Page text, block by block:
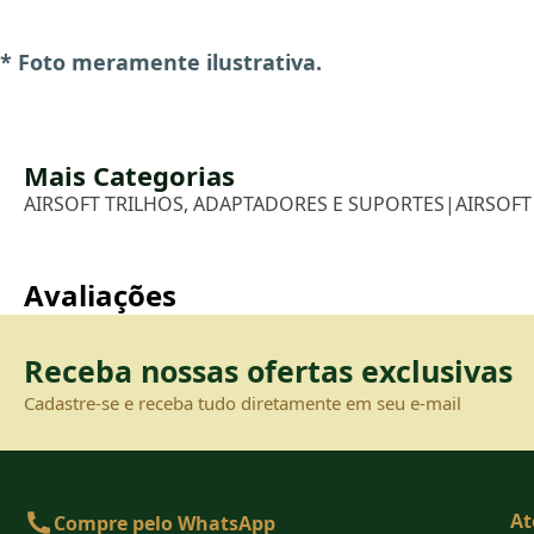
* Foto meramente ilustrativa.
Mais Categorias
AIRSOFT TRILHOS, ADAPTADORES E SUPORTES|AIRSOFT
Avaliações
Receba nossas ofertas exclusivas
Cadastre-se e receba tudo diretamente em seu e-mail
Compre pelo WhatsApp